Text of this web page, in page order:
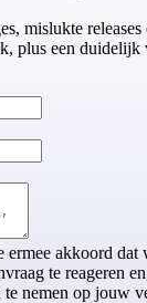
mislukte
plus een duidelijk
ermee akkoord dat
te reageren
te nemen op jouw